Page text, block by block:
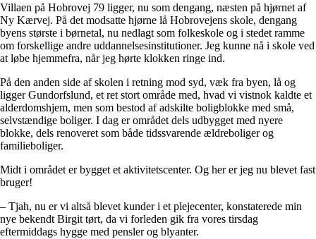
Villaen på Hobrovej 79 ligger, nu som dengang, næsten på hjørnet af
Ny Kærvej. På det modsatte hjørne lå Hobrovejens skole, dengang
byens største i børnetal, nu nedlagt som folkeskole og i stedet ramme
om forskellige andre uddannelsesinstitutioner. Jeg kunne nå i skole ved
at løbe hjemmefra, når jeg hørte klokken ringe ind.
På den anden side af skolen i retning mod syd, væk fra byen, lå og
ligger Gundorfslund, et ret stort område med, hvad vi vistnok kaldte et
alderdomshjem, men som bestod af adskilte boligblokke med små,
selvstændige boliger. I dag er området dels udbygget med nyere
blokke, dels renoveret som både tidssvarende ældreboliger og
familieboliger.
Midt i området er bygget et aktivitetscenter. Og her er jeg nu blevet fast
bruger!
– Tjah, nu er vi altså blevet kunder i et plejecenter, konstaterede min
nye bekendt Birgit tørt, da vi forleden gik fra vores tirsdag
eftermiddags hygge med pensler og blyanter.